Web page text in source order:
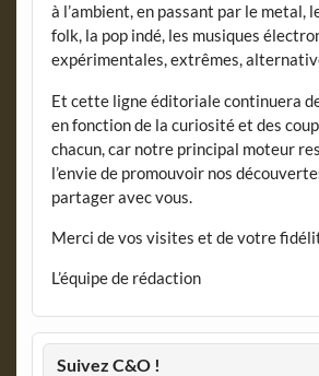
à l’ambient, en passant par le metal,
folk, la pop indé, les musiques
expérimentales, extrêmes,
Et cette ligne éditoriale continuera
en fonction de la curiosité et des
chacun, car notre principal moteur
l’envie de promouvoir nos
partager avec vous.
Merci de vos visites et de votre
L’équipe de rédaction
Suivez C&O !